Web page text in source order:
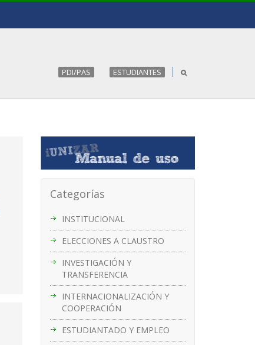
PDI/PAS ESTUDIANTES
Categorías
INSTITUCIONAL
ELECCIONES A CLAUSTRO
INVESTIGACIÓN Y
TRANSFERENCIA
INTERNACIONALIZACIÓN Y
COOPERACIÓN
ESTUDIANTADO Y EMPLEO